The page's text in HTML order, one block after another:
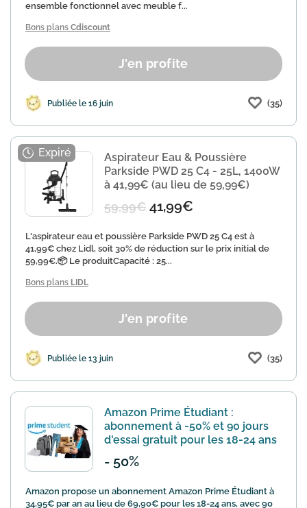
ensemble fonctionnel avec meuble f...
Bons plans Cdiscount
J'en profite
Publiée le 16 juin (35)
Aspirateur Eau & Poussière
Parkside PWD 25 C4 - 25L, 1400W
à 41,99€ (au lieu de 59,99€)
59,99€ 41,99€
L'aspirateur eau et poussière Parkside PWD 25 C4 est à
41,99€ chez Lidl, soit 30% de réduction sur le prix initial de
59,99€.📦 Le produitCapacité : 25...
Bons plans LIDL
J'en profite
Publiée le 13 juin (35)
Amazon Prime Étudiant :
abonnement à -50% et 90 jours
d'essai gratuit pour les 18-24 ans
- 50%
Amazon propose un abonnement Amazon Prime Étudiant à
34,95€ par an au lieu de 69,90€ pour les 18-24 ans, avec 90